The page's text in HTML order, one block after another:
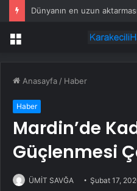
Menü
Anasayfa / Haber
Haber
Mardin’de
Güçlenmesi
ÜMİT SAVĞA Şubat 17,